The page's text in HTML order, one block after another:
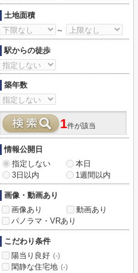
土地面積
～
駅からの徒歩
築年数
1件が該当
情報公開日
指定しない
本日
3日以内
1週間以内
画像・動画あり
画像あり
動画あり
パノラマ・VRあり
こだわり条件
陽当り良好 (-)
閑静な住宅地 (-)